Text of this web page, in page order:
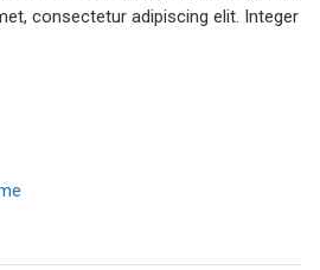
consectetur adipiscing elit. Integer